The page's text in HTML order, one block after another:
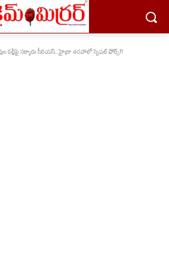
కల్తీపై సర్కారు సీరియస్.. హైడ్రా తరహాలో స్పెషల్ ఫోర్స్!!